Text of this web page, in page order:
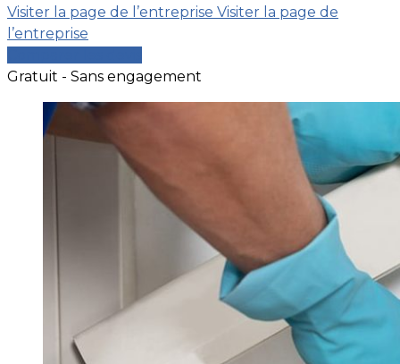
Visiter la page de l’entreprise Visiter la page de
l’entreprise
Gratuit - Sans engagement